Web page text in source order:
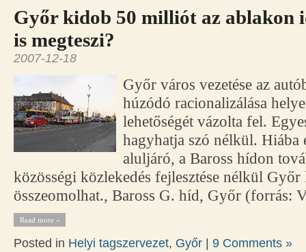
Győr kidob 50 milliót az ablakon
is megteszi?
2007-12-18
Győr város vezetése az
húzódó racionalizálása
lehetőségét vázolta fel.
hagyhatja szó nélkül. Hiába
aluljáró, a Baross hídon
közösségi közlekedés fejlesztése nélkül Győr
összeomolhat., Baross G. híd, Győr (forrás:
Read more »
Posted in Helyi tagszervezet, Győr | 9 Comments »